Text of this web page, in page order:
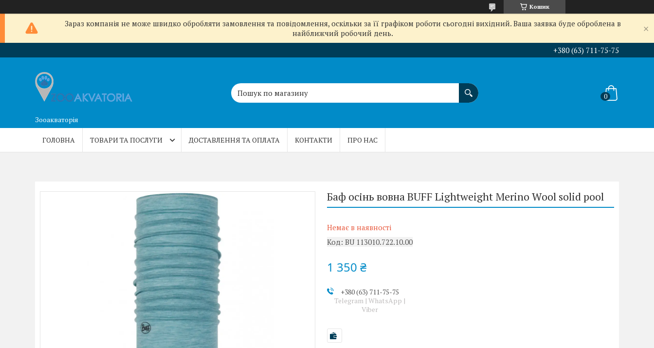
Кошик
Зараз компанія не може швидко обробляти замовлення та повідомлення, оскільки за її графіком роботи сьогодні вихідний. Ваша заявка буде оброблена в
найближчий робочий день.
+380 (63) 711-75-75
Зооакваторія
ГОЛОВНА ТОВАРИ ТА ПОСЛУГИ ДОСТАВЛЕННЯ ТА ОПЛАТА КОНТАКТИ ПРО НАС
Баф осінь вовна BUFF Lightweight Merino Wool solid pool
Немає в наявності
Код: BU 113010.722.10.00
1 350 ₴
+380 (63) 711-75-75
Telegram | WhatsApp |
Viber